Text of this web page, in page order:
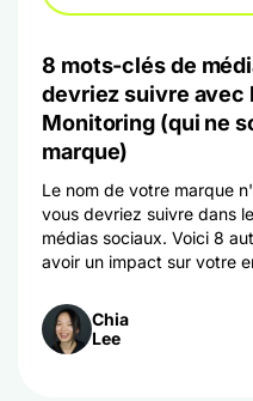
8 mots-clés de
devriez suivre avec
Monitoring (qui ne
marque)
Le nom de votre marque
vous devriez suivre dans
médias sociaux. Voici 8
avoir un impact sur votre
Chia
Lee